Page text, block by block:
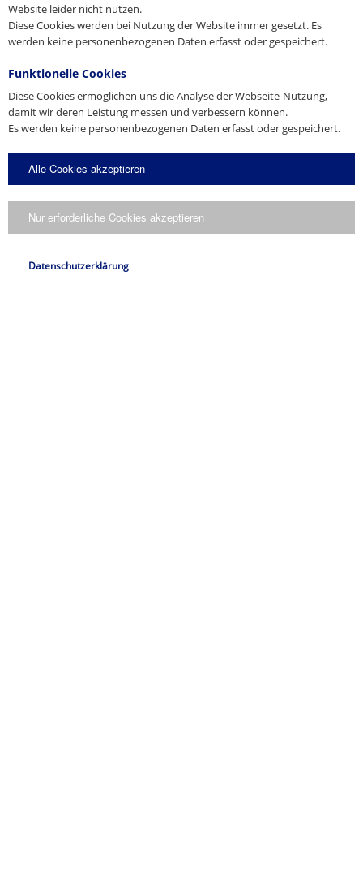
Der Drehteller richtet...
Website leider nicht nutzen.
Diese Cookies werden bei Nutzung der Website immer gesetzt. Es
werden keine personenbezogenen Daten erfasst oder gespeichert.
Funktionelle Cookies
Diese Cookies ermöglichen uns die Analyse der Webseite-Nutzung,
damit wir deren Leistung messen und verbessern können.
Es werden keine personenbezogenen Daten erfasst oder gespeichert.
Alle Cookies akzeptieren
Nur erforderliche Cookies akzeptieren
Datenschutzerklärung